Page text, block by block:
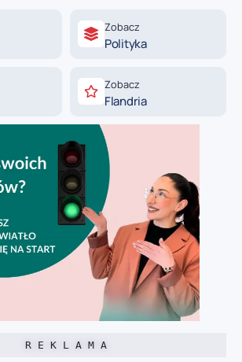
Zobacz
Polityka
Zobacz
Flandria
R E K L A M A